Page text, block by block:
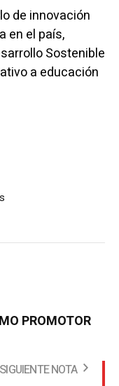
de innovación
en el país,
Sostenible
a educación
PROMOTOR
SIGUIENTE NOTA